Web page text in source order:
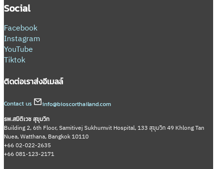
Social
Facebook
Instagram
YouTube
Tiktok
ติดต่อเรา
Contact us
ส่งอีเมลล์
info@bioscorthailand.com
รพ.สมิติเวช สุขุมวิท
Building 2, 6th Floor, Samitivej Sukhumvit Hospital, 133 สุขุมวิท 49 Khlong Tan
Nuea, Watthana, Bangkok 10110
+66 02-022-2635
+66 081-123-2171